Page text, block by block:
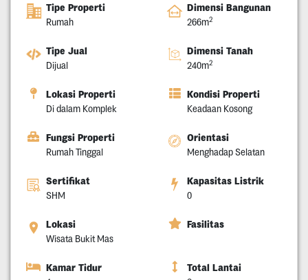
Tipe Properti
Rumah
Dimensi Bangunan
266m2
Tipe Jual
Dijual
Dimensi Tanah
240m2
Lokasi Properti
Di dalam Komplek
Kondisi Properti
Keadaan Kosong
Fungsi Properti
Rumah Tinggal
Orientasi
Menghadap Selatan
Sertifikat
SHM
Kapasitas Listrik
0
Lokasi
Wisata Bukit Mas
Fasilitas
Kamar Tidur Total Lantai